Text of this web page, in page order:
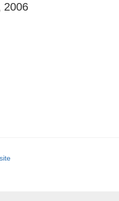
2006